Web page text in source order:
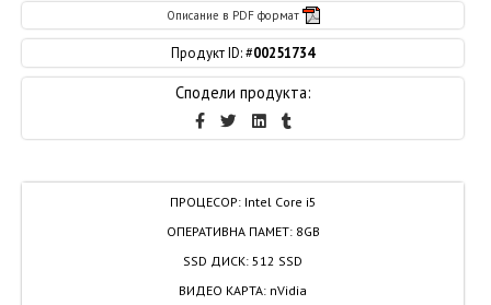
ПРОЦЕСОР: Intel Core i5
ОПЕРАТИВНА ПАМЕТ: 8GB
SSD ДИСК:512 SSD
ВИДЕО КАРТА: nVidia
Описание в PDF формат
Продукт ID: #00251734
Сподели продукта: